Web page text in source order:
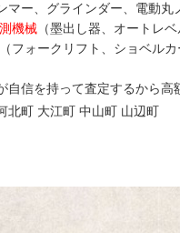
マー、グラインダー、電動丸
機械 （墨出し器、オートレベ
（フォークリフト、ショベル
信を持って査定するから高
北町 大江町 中山町 山辺町